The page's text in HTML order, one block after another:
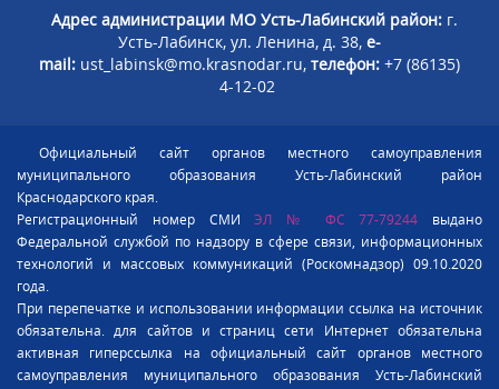
Адрес администрации МО Усть-Лабинский район: г.
Усть-Лабинск, ул. Ленина, д. 38, e-
mail: ust_labinsk@mo.krasnodar.ru, телефон: +7 (86135)
4-12-02
Официальный сайт органов местного самоуправления
муниципального образования Усть-Лабинский район
Краснодарского края.
Регистрационный номер СМИЭЛ № ФС 77-79244 выдано
Федеральной службой по надзору в сфере связи, информационных
технологий и массовых коммуникаций (Роскомнадзор) 09.10.2020
года.
При перепечатке и использовании информации ссылка на источник
обязательна. для сайтов и страниц сети Интернет обязательна
активная гиперссылка на официальный сайт органов местного
самоуправления муниципального образования Усть-Лабинский